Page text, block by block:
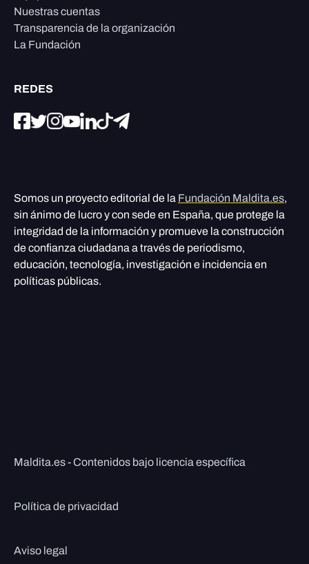
Nuestras cuentas
Transparencia de la organización
La Fundación
REDES
Somos un proyecto editorial de la Fundación Maldita.es,
sin ánimo de lucro y con sede en España, que protege la
integridad de la información y promueve la construcción
de confianza ciudadana a través de periodismo,
educación, tecnología, investigación e incidencia en
políticas públicas.
Maldita.es - Contenidos bajo licencia específica
Política de privacidad
Aviso legal